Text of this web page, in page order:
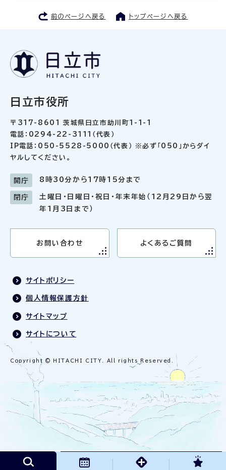
前のページへ戻る トップページへ戻る
日立市役所
〒317-8601 茨城県日立市助川町1-1-1
電話：0294-22-3111（代表）
IP電話：050-5528-5000（代表） ※必ず「050」からダイ
ヤルしてください。
開庁 8時30分から17時15分まで
閉庁
土曜日・日曜日・祝日・年末年始（12月29日から翌
年1月3日まで）
お問い合わせ よくあるご質問
サイトポリシー
個人情報保護方針
サイトマップ
サイトについて
Copyright © HITACHI CITY. All rights Reserved.